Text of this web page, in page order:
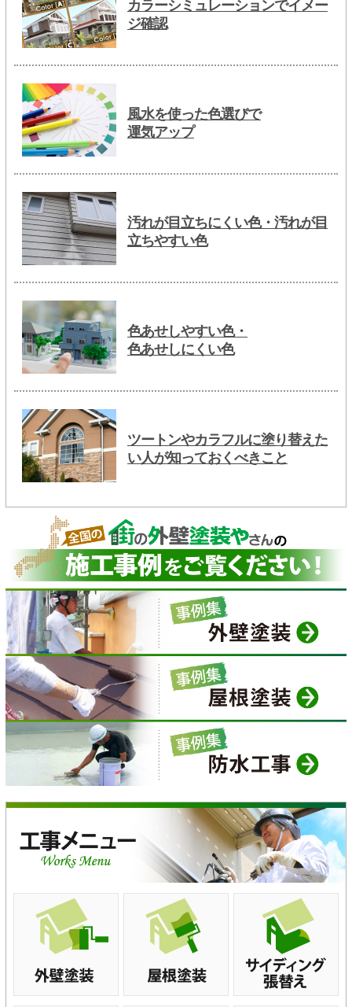
カラーシミュレーションでイメー
ジ確認
風水を使った色選びで
運気アップ
汚れが目立ちにくい色・汚れが目
立ちやすい色
色あせしやすい色・
色あせしにくい色
ツートンやカラフルに塗り替えた
い人が知っておくべきこと